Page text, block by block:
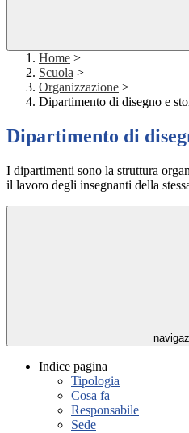
Home >
Scuola >
Organizzazione >
Dipartimento di disegno e
Dipartimento di
I dipartimenti sono la struttura
il lavoro degli insegnanti della
Indice pagina
Tipologia
Cosa fa
Responsabile
Sede